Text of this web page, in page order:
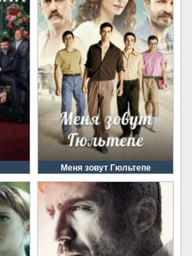
Меня зовут Гюльтепе